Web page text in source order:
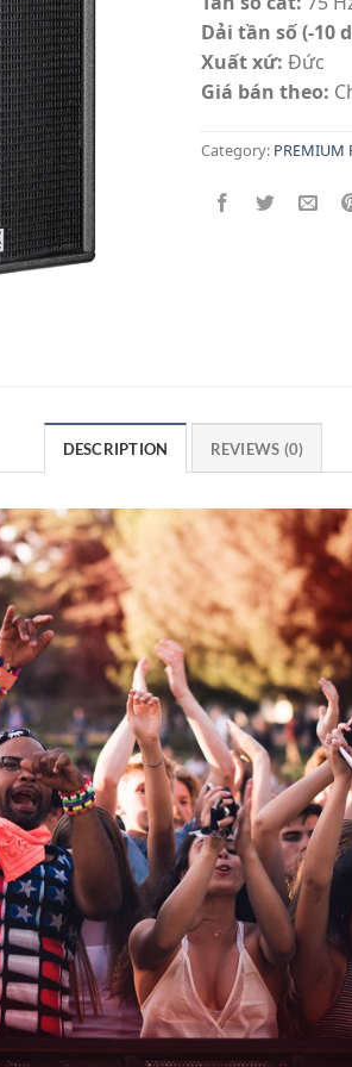
Dải tần số (-10
Xuất xứ: Đức
Giá bán theo:
Category: PREMIUM
DESCRIPTION REVIEWS (0)